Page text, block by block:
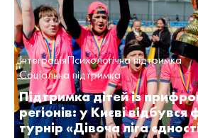
ІнтеграціяПсихологічна підтримка
Соціальна підтримка
Підтримка дітей із
регіонів: у Києві
турнір «Дівоча ліга